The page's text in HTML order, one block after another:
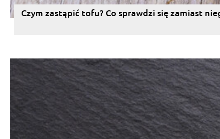
Czym zastąpić tofu? Co sprawdzi się zamiast